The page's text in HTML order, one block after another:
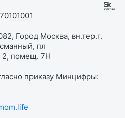
Город Москва, вн.тер.г.
пл
2, помещ. 7Н
приказу Минцифры: